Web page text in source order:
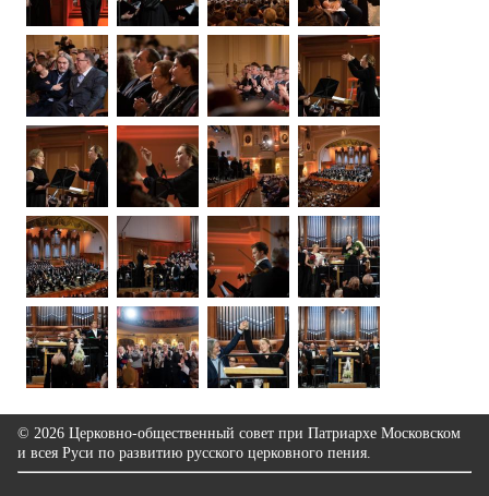
© 2026 Церковно-общественный совет при Патриархе Московском
и всея Руси по развитию русского церковного пения.